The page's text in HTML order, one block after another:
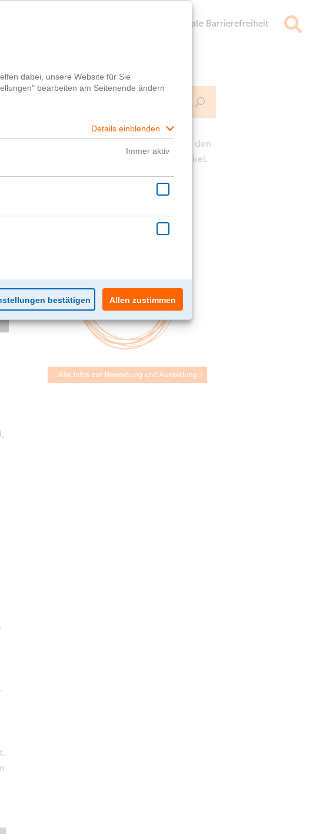
Digitale Barrierefreiheit
Search
Nutze die Kommentarfunktion unter den
Beiträgen für deine Fragen zum Artikel.
Du hast eine generelle Frage?